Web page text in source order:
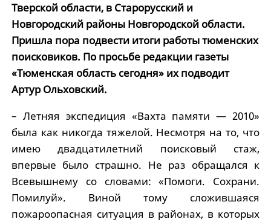
Тверской области, в Старорусский и
Новгородский районы Новгородской области.
Пришла пора подвести итоги работы тюменских
поисковиков. По просьбе редакции газеты
«Тюменская область сегодня» их подводит
Артур Ольховский.
– Летняя экспедиция «Вахта памяти — 2010»
была как никогда тяжелой. Несмотря на то, что
имею двадцатилетний поисковый стаж,
впервые было страшно. Не раз обращался к
Всевышнему со словами: «Помоги. Сохрани.
Помилуй». Виной тому сложившаяся
пожароопасная ситуация в районах, в которых